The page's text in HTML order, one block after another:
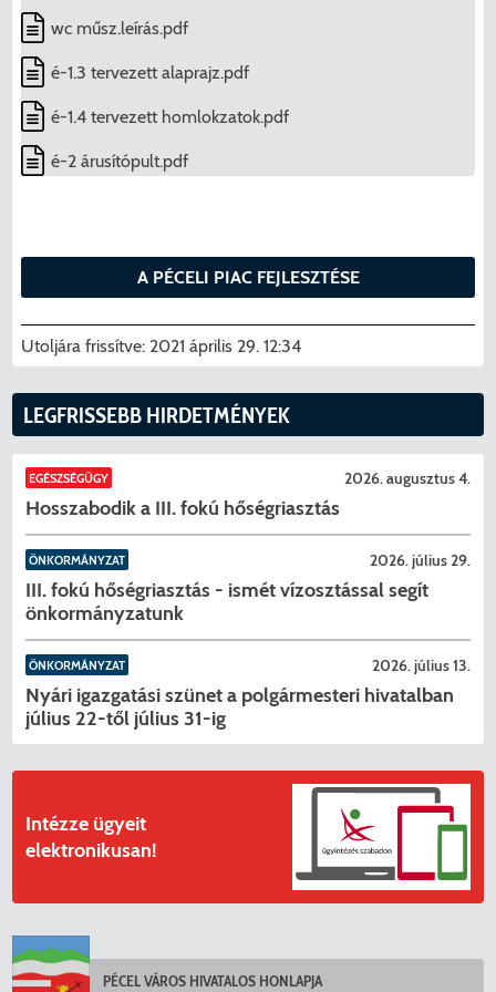
Központhoz való csatlakozása
korszerűsítése
korszerűsítése Pécelen II. ütem
000 Ft értékű támogatást nyert az
Kedvezmények/Diéta/Allergia
Nyomtatványok
Étkezési térítési díjak
2025/2026. tanév
wc műsz.leírás.pdf
é-1.3 tervezett alaprajz.pdf
é-1.4 tervezett homlokzatok.pdf
é-2 árusítópult.pdf
A PÉCELI PIAC FEJLESZTÉSE
Utoljára frissítve: 2021 április 29. 12:34
LEGFRISSEBB HIRDETMÉNYEK
EGÉSZSÉGÜGY 2026. augusztus 4.
Hosszabodik a III. fokú hőségriasztás
ÖNKORMÁNYZAT 2026. július 29.
III. fokú hőségriasztás - ismét vízosztással segít
önkormányzatunk
ÖNKORMÁNYZAT 2026. július 13.
Nyári igazgatási szünet a polgármesteri hivatalban
július 22-től július 31-ig
Intézze ügyeit
elektronikusan!
PÉCEL VÁROS HIVATALOS HONLAPJA